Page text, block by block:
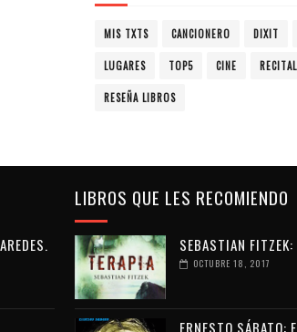
MIS TXTS CANCIONERO DIXIT
LUGARES TOP5 CINE
RESEÑA LIBROS
LIBROS QUE LES RECOMIENDO
SEBASTIAN
OCTUBRE 18, 2017
ERNESTO SÁBATO: